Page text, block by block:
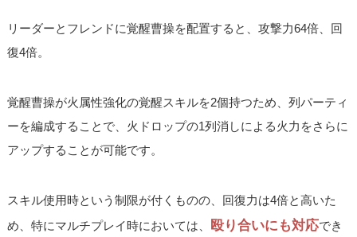
リーダーとフレンドに覚醒曹操を配置すると、攻撃力64倍、回
復4倍。
覚醒曹操が火属性強化の覚醒スキルを2個持つため、列パーティ
ーを編成することで、火ドロップの1列消しによる火力をさらに
アップすることが可能です。
スキル使用時という制限が付くものの、回復力は4倍と高いた
め、特にマルチプレイ時においては、
殴り合いにも対応でき